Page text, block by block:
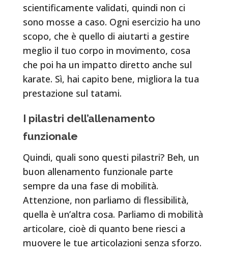
scientificamente validati, quindi non ci
sono mosse a caso. Ogni esercizio ha uno
scopo, che è quello di aiutarti a gestire
meglio il tuo corpo in movimento, cosa
che poi ha un impatto diretto anche sul
karate. Sì, hai capito bene, migliora la tua
prestazione sul tatami.
I pilastri dell’allenamento
funzionale
Quindi, quali sono questi pilastri? Beh, un
buon allenamento funzionale parte
sempre da una fase di mobilità.
Attenzione, non parliamo di flessibilità,
quella è un’altra cosa. Parliamo di mobilità
articolare, cioè di quanto bene riesci a
muovere le tue articolazioni senza sforzo.